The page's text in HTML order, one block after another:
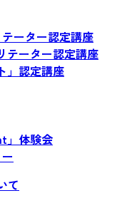
テーター認定講座
テーター認定講座
」認定講座
」体験会
て